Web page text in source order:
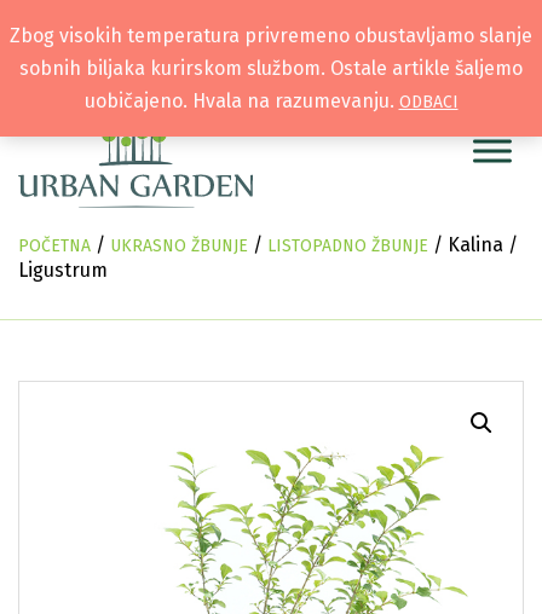
POČETNA / UKRASNO ŽBUNJE / LISTOPADNO ŽBUNJE / Kalina /
Ligustrum
Zbog visokih temperatura privremeno obustavljamo slanje
sobnih biljaka kurirskom službom. Ostale artikle šaljemo
uobičajeno. Hvala na razumevanju. ODBACI